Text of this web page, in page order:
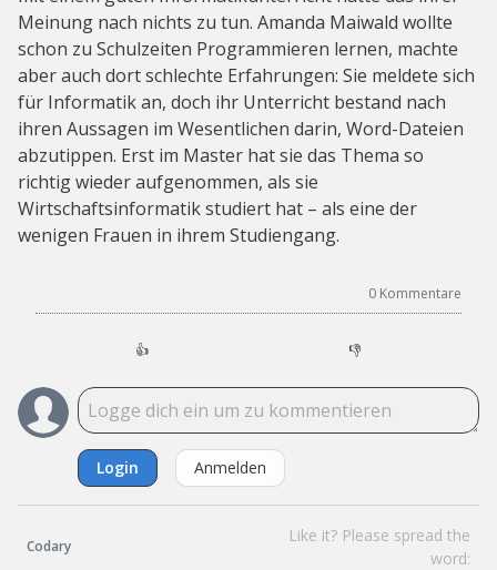
Meinung nach nichts zu tun. Amanda Maiwald wollte
schon zu Schulzeiten Programmieren lernen, machte
aber auch dort schlechte Erfahrungen: Sie meldete sich
für Informatik an, doch ihr Unterricht bestand nach
ihren Aussagen im Wesentlichen darin, Word-Dateien
abzutippen. Erst im Master hat sie das Thema so
richtig wieder aufgenommen, als sie
Wirtschaftsinformatik studiert hat – als eine der
wenigen Frauen in ihrem Studiengang.
0 Kommentare
👍 👎
Login Anmelden
Codary
Like it? Please spread the
word: